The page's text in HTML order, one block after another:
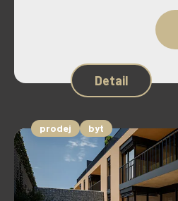
Detail
prodej byt